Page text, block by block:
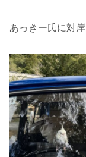
あっきー氏に対